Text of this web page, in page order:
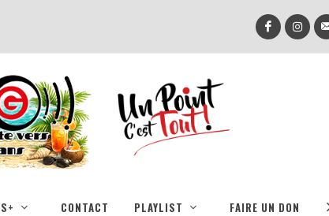
CONTACT PLAYLIST FAIRE UN DON